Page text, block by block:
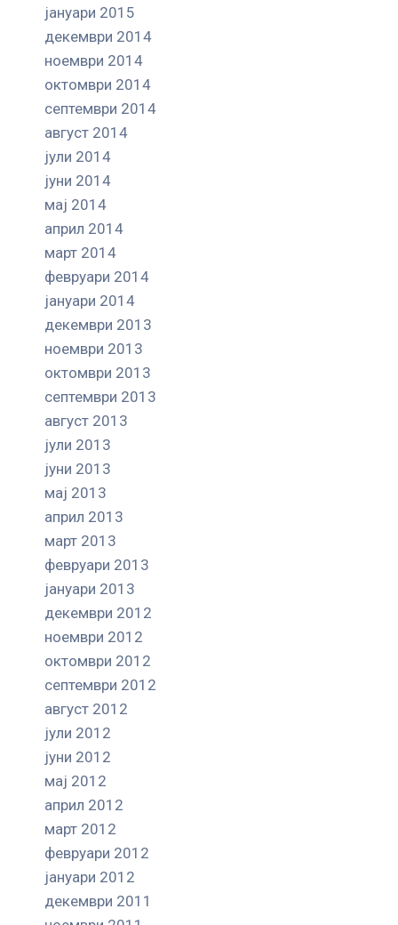
јануари 2015
декември 2014
ноември 2014
октомври 2014
септември 2014
август 2014
јули 2014
јуни 2014
мај 2014
април 2014
март 2014
февруари 2014
јануари 2014
декември 2013
ноември 2013
октомври 2013
септември 2013
август 2013
јули 2013
јуни 2013
мај 2013
април 2013
март 2013
февруари 2013
јануари 2013
декември 2012
ноември 2012
октомври 2012
септември 2012
август 2012
јули 2012
јуни 2012
мај 2012
април 2012
март 2012
февруари 2012
јануари 2012
декември 2011